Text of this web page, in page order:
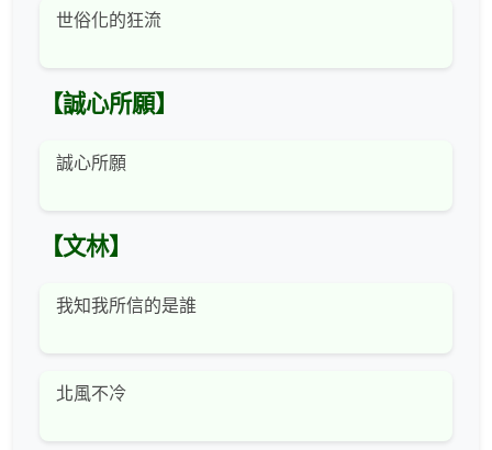
世俗化的狂流
【誠心所願】
誠心所願
【文林】
我知我所信的是誰
北風不冷